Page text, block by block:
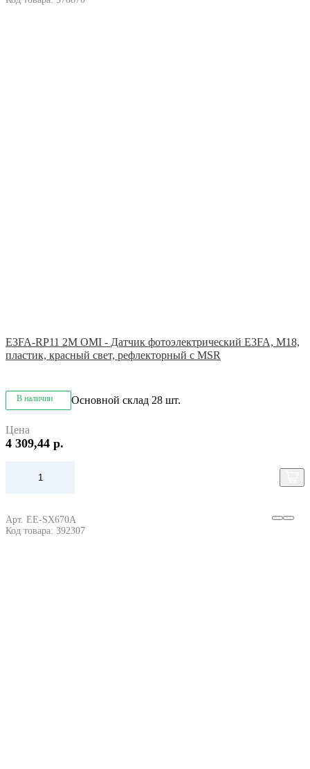
E3FA-RP11 2M OMI - Датчик фотоэлектрический E3FA, M18,
пластик, красный свет, рефлекторный с MSR
В наличии Основной склад 28 шт.
Цена
4 309,44 р.
Арт. EE-SX670A
Код товара: 392307